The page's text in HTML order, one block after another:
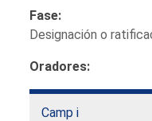
Fase:
Designación o
Oradores:
Camp i